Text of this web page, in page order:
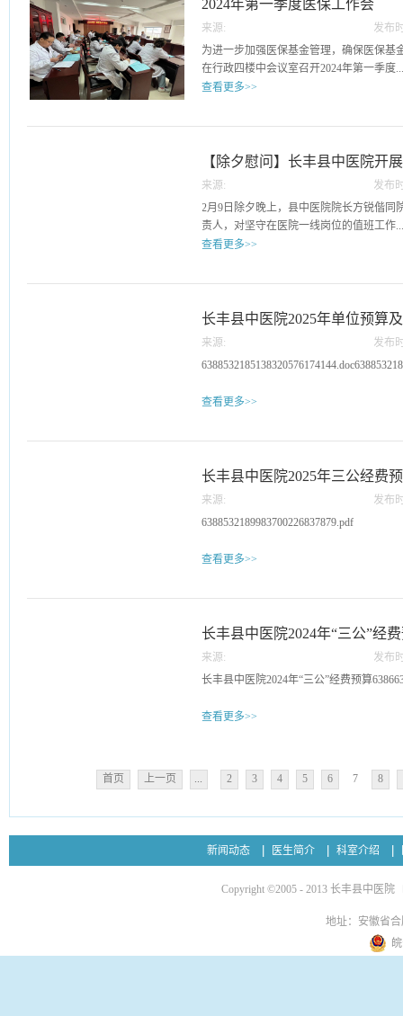
来，患者往往陷入两难
做开放手术又怕切口
刀治疗技术，仅凭一枚
关节，让他们重获手指
轻巧的切割与剥离，狭
巧妙结合了中医的‘针’
针灸针疏通经络、调
织的‘刀’的作用，是一
统疗法，小针刀具有创
2024年第一季度医保工作会
来源:
发布
29
为进一步加强医保基金管理，确保医保基
在行政四楼中会议室召开2024年第一季度
关合理性建议。其次介绍了医院医保考
管和考核正确引导临床科室有效控费、
医保结算服务进行了通报，并将省直医保
导赵飞提出，一是充分认识医保管理工作
思我院目前医保管理中存在的不足和短板
大，任务艰巨，全体医务人员都要认真学
医院高质量发展作出新贡献。
查看更多>>
【除夕慰问】长丰县中医院开
来源:
发布
08
2月9日除夕晚上，县中医院院长方锐偕同
责人，对坚守在医院一线岗位的值班工作
确保节日期间医院工作的顺利进行所做的
家”的敬业精神表示敬意。随后，方锐院
个阖家团圆的日子里，这些患者因为健康
们感受到如家一般的温馨。多年来，长丰
我们无法享受佳节团聚的欢乐，但长丰县
查看更多>>
长丰县中医院2025年单位预算
来源:
发布
02
查看更多>>
长丰县中医院2025年三公经费
来源:
发布
6388532189983700226837879.pdf
查看更多>>
长丰县中医院2024年“三公”经
来源:
发布
01
长丰县中医院2024年“三公”经费预算
查看更多>>
首页 上一页 ... 2 3 4 5 6 7 8
新闻动态 医生简介 科室介绍
Copyright ©2005 - 2013 长丰县中医院
地址：安徽省